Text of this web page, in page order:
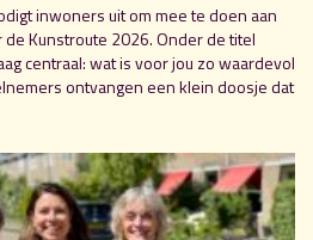
inwoners uit om mee te doen aan
Kunstroute 2026. Onder de titel
centraal: wat is voor jou zo waardevol
ontvangen een klein doosje dat